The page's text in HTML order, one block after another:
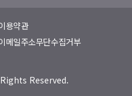
용약관
메일주소무단수집거부
Reserved.